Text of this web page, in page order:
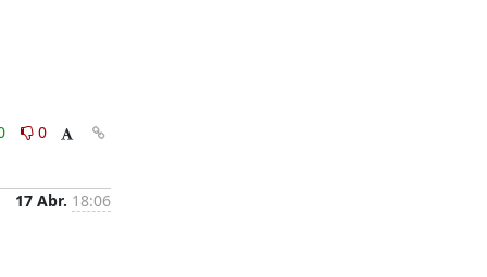
0
17 Abr. 18:06